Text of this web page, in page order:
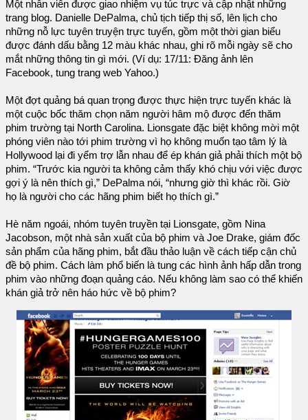
Một nhân viên được giao nhiệm vụ túc trực và cập nhật những
trang blog. Danielle DePalma, chủ tịch tiếp thị số, lên lịch cho
những nỗ lực tuyên truyện trực tuyến, gồm một thời gian biểu
được đánh dấu bằng 12 màu khác nhau, ghi rõ mỗi ngày sẽ cho
mắt những thông tin gì mới. (Ví dụ: 17/11: Đăng ảnh lên
Facebook, tung trang web Yahoo.)
Một đợt quảng bá quan trọng được thực hiện trực tuyến khác là
một cuộc bốc thăm chọn năm người hâm mộ được đến thăm
phim trường tại North Carolina. Lionsgate đặc biệt không mời một
phóng viên nào tới phim trường vì họ không muốn tạo tâm lý là
Hollywood lại đi yểm trợ lẫn nhau để ép khán giả phải thích một bộ
phim. “Trước kia người ta không cảm thấy khó chịu với việc được
gợi ý là nên thích gì,” DePalma nói, “nhưng giờ thì khác rồi. Giờ
họ là người cho các hãng phim biết họ thích gì.”
Hè năm ngoái, nhóm tuyên truyền tại Lionsgate, gồm Nina
Jacobson, một nhà sản xuất của bộ phim và Joe Drake, giám đốc
sản phẩm của hãng phim, bắt đầu thảo luận về cách tiếp cận chủ
đề bộ phim. Cách làm phổ biến là tung các hình ảnh hấp dẫn trong
phim vào những đoạn quảng cáo. Nếu không làm sao có thể khiến
khán giả trở nên háo hức về bộ phim?